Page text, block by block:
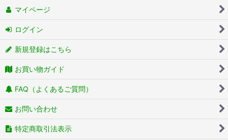
マイページ
ログイン
新規登録はこちら
お買い物ガイド
FAQ（よくあるご質問）
お問い合わせ
特定商取引法表示